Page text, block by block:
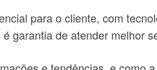
para o cliente, com
garantia de atender melhor